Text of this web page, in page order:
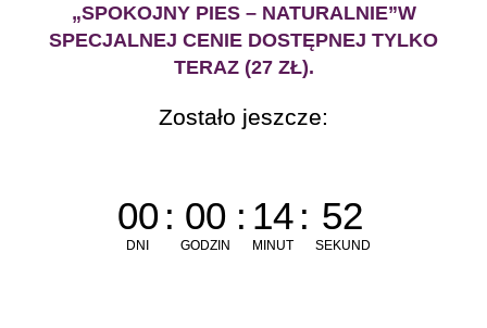
„SPOKOJNY PIES – NATURALNIE”W
SPECJALNEJ CENIE DOSTĘPNEJ TYLKO
TERAZ (27 ZŁ).
Zostało jeszcze:
00
DNI
: 00
GODZIN
: 14
MINUT
: 52
SEKUND